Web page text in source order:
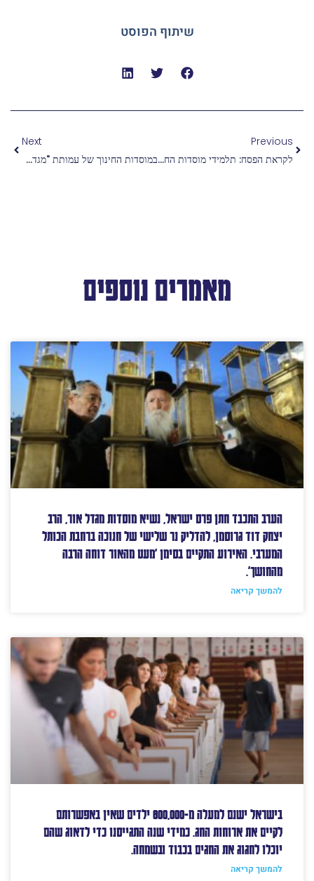
שיתוף הפוסט
Previous
לקראת הפסח: תלמידי מוסדות החינוך של "מגדל אור" נהנים מסדנת אפיית מצות
Next
במוסדות החינוך של עמותת "מגדל אור" ציינו הבוקר התלמידים את יום הזיכרון לשואה ולגבורה, בטקסים ופעילויות מותאמות.
מאמרים נוספים
הערב התכבד חתן פרס ישראל, נשיא מוסדות מגדל אור, הרב
יצחק דוד גרוסמן, להדליק נר שלישי של חנוכה ברחבת הכותל
המערבי. האירוע התקיים בסימן 'מעט מהאור דוחה הרבה
מהחושך'.
להמשך קריאה
בישראל ישנם למעלה מ-800,000 ילדים שאין באפשרותם
לקיים את ארוחות החג. כמידי שנה התגייסנו כדי לדאוג שהם
יוכלו לחגוג את החגים בכבוד ובשמחה.
להמשך קריאה